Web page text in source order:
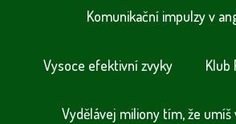
Komunikační impulzy v
Vysoce efektivní zvyky Klub
Vydělávej miliony tím, že